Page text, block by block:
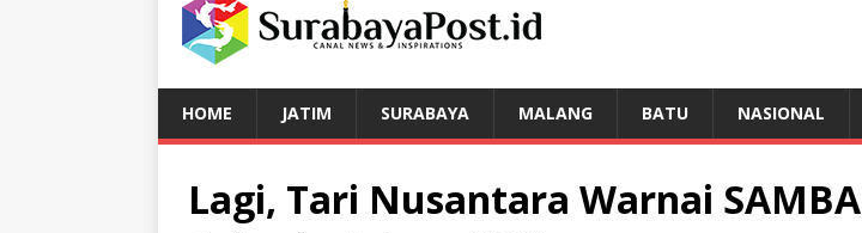
HOME JATIM SURABAYA MALANG BATU NASIONAL
Lagi, Tari Nusantara Warnai SAMBA